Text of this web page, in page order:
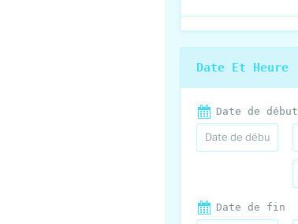
Date Et Heure
Date de début
Date de fin